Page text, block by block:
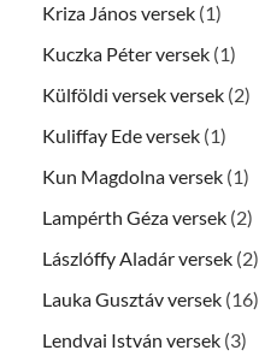
Kriza János versek (1)
Kuczka Péter versek (1)
Külföldi versek versek (2)
Kuliffay Ede versek (1)
Kun Magdolna versek (1)
Lampérth Géza versek (2)
Lászlóffy Aladár versek (2)
Lauka Gusztáv versek (16)
Lendvai István versek (3)